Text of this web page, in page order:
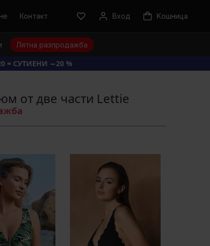
Контакт Вход Kошница
Лятна разпродажба
= СУТИЕНИ −20 %
от две части Lettie